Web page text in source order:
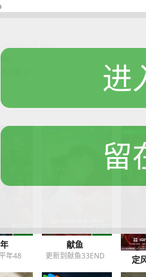
(昵称) Jeff Bao
年48
献鱼
更新到献鱼33END 定
更新
进
留